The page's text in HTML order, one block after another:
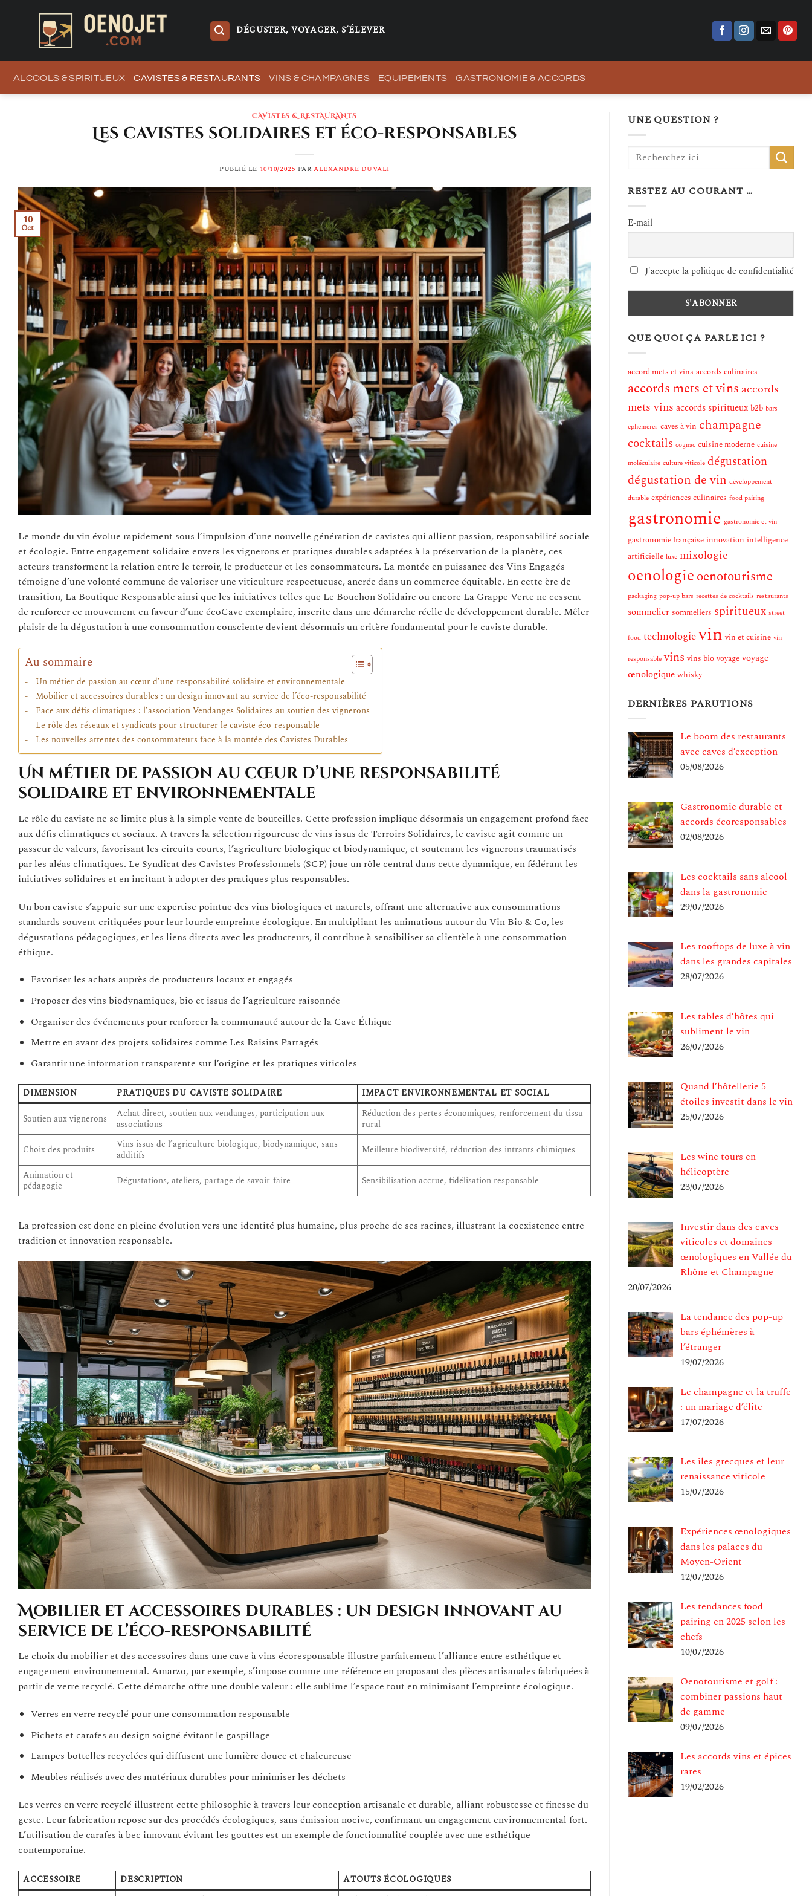
DÉGUSTER, VOYAGER, S’ÉLEVER
ALCOOLS & SPIRITUEUX CAVISTES & RESTAURANTS VINS & CHAMPAGNES EQUIPEMENTS GASTRONOMIE & ACCORDS
CAVISTES & RESTAURANTS
Les cavistes solidaires et éco-responsables
PUBLIÉ LE 10/10/2025 PARALEXANDRE DUVALI
10
Oct
Le monde du vin évolue rapidement sous l’impulsion d’une nouvelle génération de cavistes qui allient passion, responsabilité sociale
et écologie. Entre engagement solidaire envers les vignerons et pratiques durables adaptées à la préservation de la planète, ces
acteurs transforment la relation entre le terroir, le producteur et les consommateurs. La montée en puissance des Vins Engagés
témoigne d’une volonté commune de valoriser une viticulture respectueuse, ancrée dans un commerce équitable. En cette ère de
transition, La Boutique Responsable ainsi que les initiatives telles que Le Bouchon Solidaire ou encore La Grappe Verte ne cessent
de renforcer ce mouvement en faveur d’une écoCave exemplaire, inscrite dans une démarche réelle de développement durable. Mêler
plaisir de la dégustation à une consommation consciente devient désormais un critère fondamental pour le caviste durable.
Au sommaire
Un métier de passion au cœur d’une responsabilité solidaire et environnementale
Mobilier et accessoires durables : un design innovant au service de l’éco-responsabilité
Face aux défis climatiques : l’association Vendanges Solidaires au soutien des vignerons
Le rôle des réseaux et syndicats pour structurer le caviste éco-responsable
Les nouvelles attentes des consommateurs face à la montée des Cavistes Durables
Un métier de passion au cœur d’une responsabilité
solidaire et environnementale
Le rôle du caviste ne se limite plus à la simple vente de bouteilles. Cette profession implique désormais un engagement profond face
aux défis climatiques et sociaux. A travers la sélection rigoureuse de vins issus de Terroirs Solidaires, le caviste agit comme un
passeur de valeurs, favorisant les circuits courts, l’agriculture biologique et biodynamique, et soutenant les vignerons traumatisés
par les aléas climatiques. Le Syndicat des Cavistes Professionnels (SCP) joue un rôle central dans cette dynamique, en fédérant les
initiatives solidaires et en incitant à adopter des pratiques plus responsables.
Un bon caviste s’appuie sur une expertise pointue des vins biologiques et naturels, offrant une alternative aux consommations
standards souvent critiquées pour leur lourde empreinte écologique. En multipliant les animations autour du Vin Bio & Co, les
dégustations pédagogiques, et les liens directs avec les producteurs, il contribue à sensibiliser sa clientèle à une consommation
éthique.
Favoriser les achats auprès de producteurs locaux et engagés
Proposer des vins biodynamiques, bio et issus de l’agriculture raisonnée
Organiser des événements pour renforcer la communauté autour de la Cave Éthique
Mettre en avant des projets solidaires comme Les Raisins Partagés
Garantir une information transparente sur l’origine et les pratiques viticoles
DIMENSION PRATIQUES DU CAVISTE SOLIDAIRE
IMPACT ENVIRONNEMENTAL ET SOCIAL
Soutien aux vignerons
Achat direct, soutien aux vendanges, participation aux
associations
Réduction des pertes économiques, renforcement du tissu
rural
Choix des produits
Vins issus de l’agriculture biologique, biodynamique, sans
additifs
Meilleure biodiversité, réduction des intrants chimiques
Animation et
pédagogie
Dégustations, ateliers, partage de savoir-faire Sensibilisation accrue, fidélisation responsable
La profession est donc en pleine évolution vers une identité plus humaine, plus proche de ses racines, illustrant la coexistence entre
tradition et innovation responsable.
Mobilier et accessoires durables : un design innovant au
service de l’éco-responsabilité
Le choix du mobilier et des accessoires dans une cave à vins écoresponsable illustre parfaitement l’alliance entre esthétique et
engagement environnemental. Amarzo, par exemple, s’impose comme une référence en proposant des pièces artisanales fabriquées à
partir de verre recyclé. Cette démarche offre une double valeur : elle sublime l’espace tout en minimisant l’empreinte écologique.
Verres en verre recyclé pour une consommation responsable
Pichets et carafes au design soigné évitant le gaspillage
Lampes bottelles recyclées qui diffusent une lumière douce et chaleureuse
Meubles réalisés avec des matériaux durables pour minimiser les déchets
Les verres en verre recyclé illustrent cette philosophie à travers leur conception artisanale et durable, alliant robustesse et finesse du
geste. Leur fabrication repose sur des procédés écologiques, sans émission nocive, confirmant un engagement environnemental fort.
L’utilisation de carafes à bec innovant évitant les gouttes est un exemple de fonctionnalité couplée avec une esthétique
contemporaine.
ACCESSOIRE DESCRIPTION
ATOUTS ÉCOLOGIQUES
UNE QUESTION ?
RESTEZ AU COURANT …
E-mail
J'accepte la politique de confidentialité
QUE QUOI ÇA PARLE ICI ?
accord mets et vins accords culinaires
accords mets et vins accords
mets vins accords spiritueux b2b bars
éphémères caves à vin champagne
cocktails cognac cuisine moderne cuisine
moléculaire culture viticole dégustation
dégustation de vin développement
durable expériences culinaires food pairing
gastronomie gastronomie et vin
gastronomie française innovation intelligence
artificielle luxe mixologie
oenologieoenotourisme
packaging pop-up bars recettes de cocktails restaurants
sommelier sommeliers spiritueux street
food technologievin vin et cuisine vin
responsable vins vins bio voyage voyage
œnologique whisky
DERNIÈRES PARUTIONS
Le boom des restaurants
avec caves d’exception
05/08/2026
Gastronomie durable et
accords écoresponsables
02/08/2026
Les cocktails sans alcool
dans la gastronomie
29/07/2026
Les rooftops de luxe à vin
dans les grandes capitales
28/07/2026
Les tables d’hôtes qui
subliment le vin
26/07/2026
Quand l’hôtellerie 5
étoiles investit dans le vin
25/07/2026
Les wine tours en
hélicoptère
23/07/2026
Investir dans des caves
viticoles et domaines
œnologiques en Vallée du
Rhône et Champagne
20/07/2026
La tendance des pop-up
bars éphémères à
l’étranger
19/07/2026
Le champagne et la truffe
: un mariage d’élite
17/07/2026
Les îles grecques et leur
renaissance viticole
15/07/2026
Expériences œnologiques
dans les palaces du
Moyen-Orient
12/07/2026
Les tendances food
pairing en 2025 selon les
chefs
10/07/2026
Oenotourisme et golf :
combiner passions haut
de gamme
09/07/2026
Les accords vins et épices
rares
19/02/2026